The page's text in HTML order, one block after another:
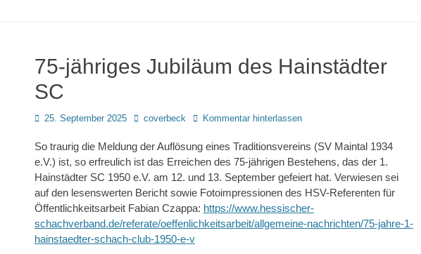
75-jähriges Jubiläum des Hainstädter
SC
Posted
25. September 2025 Autorcoverbeck Kommentar hinterlassen
So traurig die Meldung der Auflösung eines Traditionsvereins (SV Maintal 1934
e.V.) ist, so erfreulich ist das Erreichen des 75-jährigen Bestehens, das der 1.
Hainstädter SC 1950 e.V. am 12. und 13. September gefeiert hat. Verwiesen sei
auf den lesenswerten Bericht sowie Fotoimpressionen des HSV-Referenten für
Öffentlichkeitsarbeit Fabian Czappa: https://www.hessischer-
schachverband.de/referate/oeffenlichkeitsarbeit/allgemeine-nachrichten/75-jahre-1-
hainstaedter-schach-club-1950-e-v